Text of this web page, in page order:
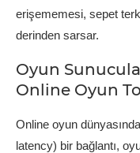
erişememesi, sepet terk
derinden sarsar.
Oyun
Online Oyun
Online oyun
latency) bir bağlantı,